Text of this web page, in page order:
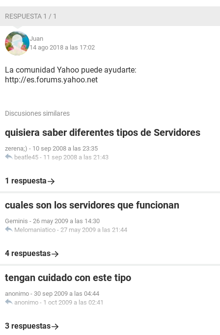
RESPUESTA 1 / 1
Juan
14 ago 2018 a las 17:02
La comunidad Yahoo puede ayudarte:
http://es.forums.yahoo.net
Discusiones similares
quisiera saber diferentes tipos de Servidores
zerena;) - 10 sep 2008 a las 23:35
beatle45 - 11 sep 2008 a las 21:43
1 respuesta
cuales son los servidores que funcionan
Geminis - 26 may 2009 a las 14:30
Melomaniatico - 27 may 2009 a las 21:44
4 respuestas
tengan cuidado con este tipo
anonimo - 30 sep 2009 a las 04:44
anonimo - 1 oct 2009 a las 02:41
3 respuestas